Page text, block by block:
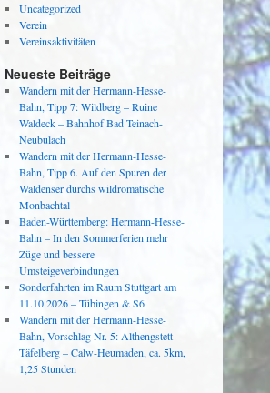
Uncategorized
Verein
Vereinsaktivitäten
Neueste Beiträge
Wandern mit der Hermann-Hesse-
Bahn, Tipp 7: Wildberg – Ruine
Waldeck – Bahnhof Bad Teinach-
Neubulach
Wandern mit der Hermann-Hesse-
Bahn, Tipp 6. Auf den Spuren der
Waldenser durchs wildromatische
Monbachtal
Baden-Württemberg: Hermann-Hesse-
Bahn – In den Sommerferien mehr
Züge und bessere
Umsteigeverbindungen
Sonderfahrten im Raum Stuttgart am
11.10.2026 – Tübingen & S6
Wandern mit der Hermann-Hesse-
Bahn, Vorschlag Nr. 5: Althengstett –
Täfelberg – Calw-Heumaden, ca. 5km,
1,25 Stunden